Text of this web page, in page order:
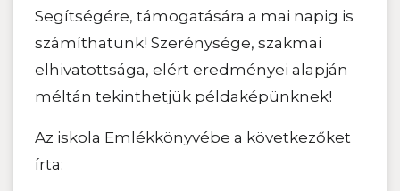
Segítségére, támogatására a mai napig is
számíthatunk! Szerénysége, szakmai
elhivatottsága, elért eredményei alapján
méltán tekinthetjük példaképünknek!
Az iskola Emlékkönyvébe a következőket
írta: